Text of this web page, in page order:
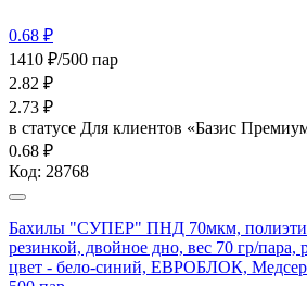
0.68 ₽
1410 ₽/500 пар
2.82 ₽
2.73 ₽
в статусе Для клиентов «Базис
0.68 ₽
Код: 28768
Бахилы "СУПЕР" ПНД 70мкм,
резинкой, двойное дно, вес 70 гр/пара,
цвет - бело-синий, ЕВРОБЛОК,